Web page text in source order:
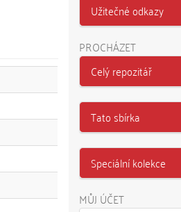
Užitečné odkazy
PROCHÁZET
Celý repozitář
Tato sbírka
Speciální kolekce
MŮJ ÚČET